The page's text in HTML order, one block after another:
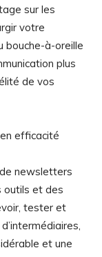
sur les
votre
bouche-à-oreille
plus
de vos
efficacité
newsletters
outils et des
tester et
et une